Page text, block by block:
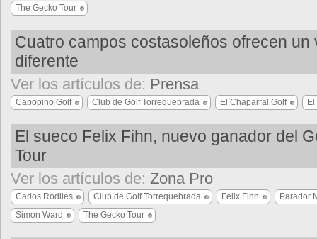
The Gecko Tour
Cuatro campos costasoleños ofrecen un
diferente
Ver los artículos de: Prensa
Cabopino Golf Club de Golf Torrequebrada El Chaparral Golf
El sueco Felix Fihn, nuevo ganador del
Tour
Ver los artículos de: Zona Pro
Carlos Rodiles Club de Golf Torrequebrada Felix Fihn
Parador
Simon Ward
The Gecko Tour